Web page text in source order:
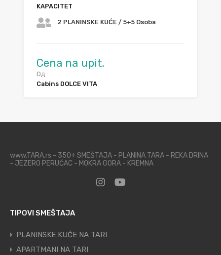
KAPACITET
2 PLANINSKE KUĆE / 5+5 Osoba
Cena na upit.
Од
Cabins DOLCE VITA
www.TARA.rs - 350+ SMEŠTAJA - PLANINA TARA - REKA DRINA
- JEZERO PERUĆAC - MOKRA GORA - KREMNA
TIPOVI SMEŠTAJA
PLANINSKE KUĆE NA TARI
APARTMANI NA TARI